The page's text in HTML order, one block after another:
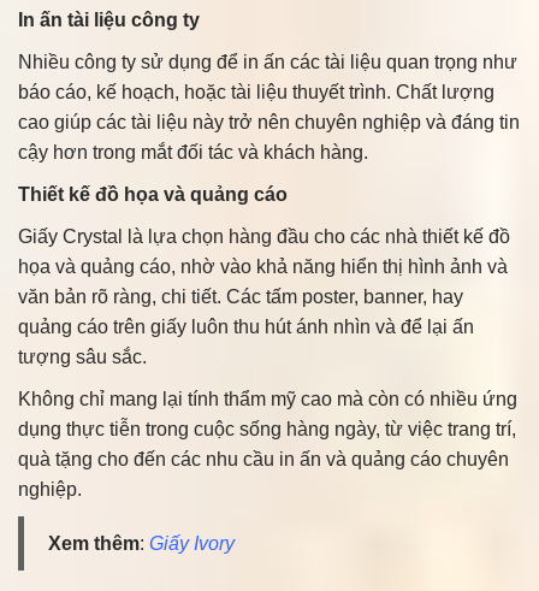
In ấn tài liệu công ty
Nhiều công ty sử dụng để in ấn các tài liệu quan trọng như
báo cáo, kế hoạch, hoặc tài liệu thuyết trình. Chất lượng
cao giúp các tài liệu này trở nên chuyên nghiệp và đáng tin
cậy hơn trong mắt đối tác và khách hàng.
Thiết kế đồ họa và quảng cáo
Giấy Crystal là lựa chọn hàng đầu cho các nhà thiết kế đồ
họa và quảng cáo, nhờ vào khả năng hiển thị hình ảnh và
văn bản rõ ràng, chi tiết. Các tấm poster, banner, hay
quảng cáo trên giấy luôn thu hút ánh nhìn và để lại ấn
tượng sâu sắc.
Không chỉ mang lại tính thẩm mỹ cao mà còn có nhiều ứng
dụng thực tiễn trong cuộc sống hàng ngày, từ việc trang trí,
quà tặng cho đến các nhu cầu in ấn và quảng cáo chuyên
nghiệp.
Xem thêm: Giấy Ivory